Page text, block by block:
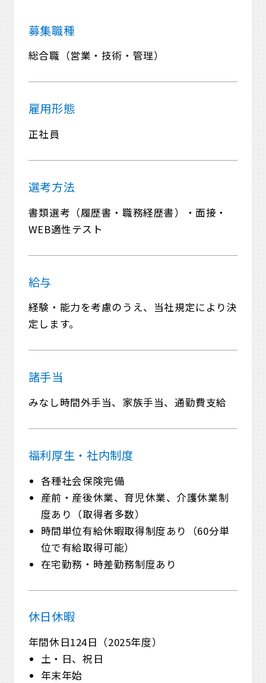
募集職種
総合職（営業・技術・管理）
雇用形態
正社員
選考方法
書類選考（履歴書・職務経歴書）・面接・
WEB適性テスト
給与
経験・能力を考慮のうえ、当社規定により決
定します。
諸手当
みなし時間外手当、家族手当、通勤費支給
福利厚生・社内制度
各種社会保険完備
産前・産後休業、育児休業、介護休業制
度あり（取得者多数）
時間単位有給休暇取得制度あり（60分単
位で有給取得可能）
在宅勤務・時差勤務制度あり
休日休暇
年間休日124日（2025年度）
土・日、祝日
年末年始